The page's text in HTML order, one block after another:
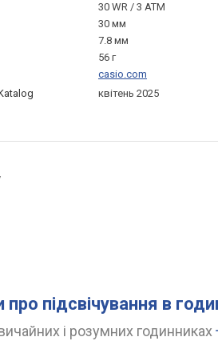
30 WR / 3 ATM
30 мм
7.8 мм
56 г
casio.com
квітень 2025
підсвічування в
і розумних годинниках